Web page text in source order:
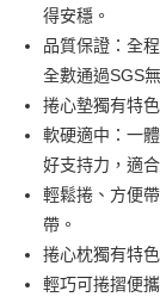
台灣樂天信用卡公
台新國際商業銀行
台灣樂天信用卡
全盈+PAY
AFTEE先享後付
相關說明
AFTEE先享後付是
便利好安心！
１．簡單：不需註
２．便利：只要手
３．安心：先確認
【「AFTEE先享後
１．於結帳方式選
ATM付款
運送方式
宅配
得安穩。
品質保證：全
全數通過SGS
捲心墊獨有特色
軟硬適中：一
好支持力，適
輕鬆捲、方便
帶。
捲心枕獨有特色
輕巧可捲摺便